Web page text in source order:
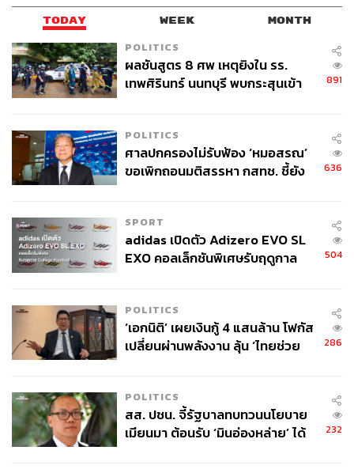
TODAY WEEK MONTH
POLITICS
ผลชันสูตร 8 ศพ เหตุยิงใน รร.
เทพศิรินทร์ นนทบุรี พบกระสุนเข้า
891
POLITICS
ศาลปกครองไม่รับฟ้อง ‘หมอสรณ’
ขอเพิกถอนมติสรรหา กสทช. ชี้ยัง
636
SPORT
adidas เปิดตัว Adizero EVO SL
EXO คอลเล็กชันพิเศษรับฤดูกาล
504
POLITICS
‘เอกนิติ’ เผยเงินกู้ 4 แสนล้าน โฟกัส
เปลี่ยนผ่านพลังงาน ลุ้น ‘ไทยช่วย
286
POLITICS
สส. ปชน. จี้รัฐบาลทบทวนนโยบาย
เมียนมา ต้อนรับ ‘มินอ่องหล่าย’ ได้
232